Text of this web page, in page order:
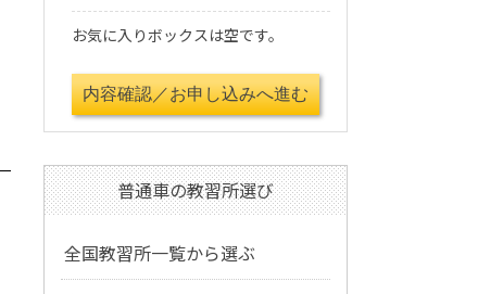
お気に入りボックスは空です。
普通車の教習所選び
全国教習所一覧から選ぶ